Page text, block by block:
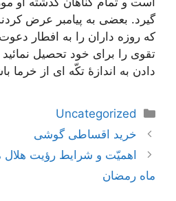
گیرد. بعضی به پیامبر عرض
که روزه داران را به افطار
تقوی را برای خود تحصیل نمائید
دادن به اندازۀ تکّه ای از خرما
دسته‌ها
Uncategorized
ناوبری
نوشته‌ها
خرید اقساطی گوشی
اهمیّت و شرایط رؤیت هلال
ماه رمضان